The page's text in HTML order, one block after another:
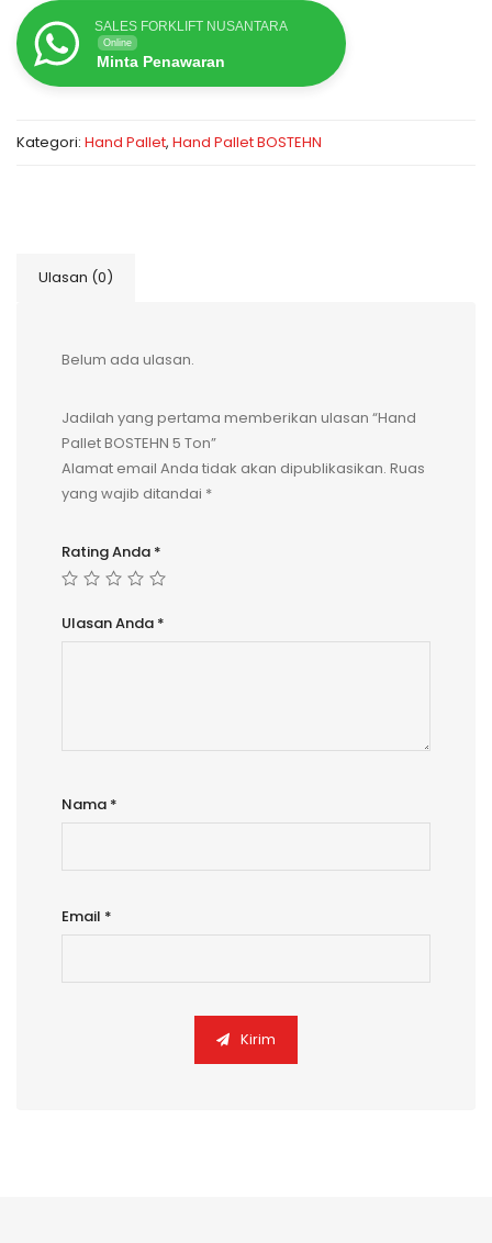
SALES FORKLIFT NUSANTARA
Online
Minta Penawaran
Kategori: Hand Pallet, Hand Pallet BOSTEHN
Ulasan (0)
Belum ada ulasan.
Jadilah yang pertama memberikan ulasan “Hand
Pallet BOSTEHN 5 Ton”
Alamat email Anda tidak akan dipublikasikan. Ruas
yang wajib ditandai *
Rating Anda *
Ulasan Anda *
Nama *
Email *
Kirim